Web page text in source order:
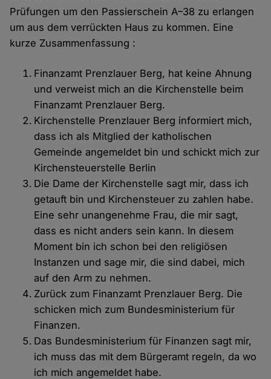
Prüfungen um den Passierschein A–38 zu erlangen
um aus dem verrückten Haus zu kommen. Eine
kurze Zusammenfassung :
Finanzamt Prenzlauer Berg, hat keine Ahnung
und verweist mich an die Kirchenstelle beim
Finanzamt Prenzlauer Berg.
Kirchenstelle Prenzlauer Berg informiert mich,
dass ich als Mitglied der katholischen
Gemeinde angemeldet bin und schickt mich zur
Kirchensteuerstelle Berlin
Die Dame der Kirchenstelle sagt mir, dass ich
getauft bin und Kirchensteuer zu zahlen habe.
Eine sehr unangenehme Frau, die mir sagt,
dass es nicht anders sein kann. In diesem
Moment bin ich schon bei den religiösen
Instanzen und sage mir, die sind dabei, mich
auf den Arm zu nehmen.
Zurück zum Finanzamt Prenzlauer Berg. Die
schicken mich zum Bundesministerium für
Finanzen.
Das Bundesministerium für Finanzen sagt mir,
ich muss das mit dem Bürgeramt regeln, da wo
ich mich angemeldet habe.